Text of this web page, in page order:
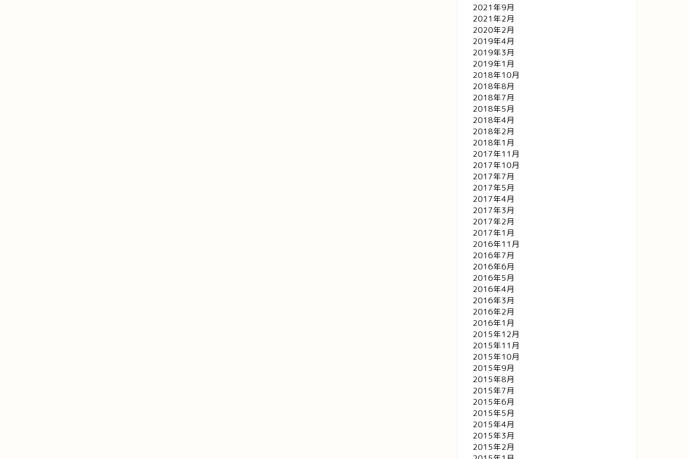
2021年9月
2021年2月
2020年2月
2019年4月
2019年3月
2019年1月
2018年10月
2018年8月
2018年7月
2018年5月
2018年4月
2018年2月
2018年1月
2017年11月
2017年10月
2017年7月
2017年5月
2017年4月
2017年3月
2017年2月
2017年1月
2016年11月
2016年7月
2016年6月
2016年5月
2016年4月
2016年3月
2016年2月
2016年1月
2015年12月
2015年11月
2015年10月
2015年9月
2015年8月
2015年7月
2015年6月
2015年5月
2015年4月
2015年3月
2015年2月